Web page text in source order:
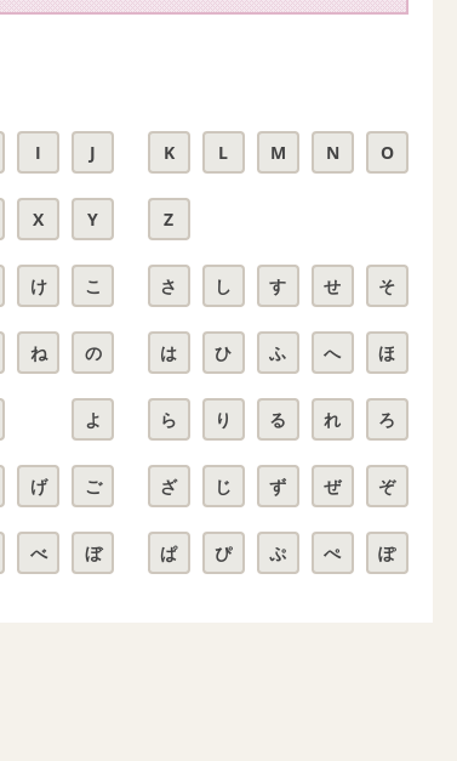
I J K L M N O
X Y Z
け こ さ し す せ そ
ね の は ひ ふ へ ほ
よ ら り る れ ろ
げ ご ざ じ ず ぜ ぞ
べ ぼ ぱ ぴ ぷ ぺ ぽ